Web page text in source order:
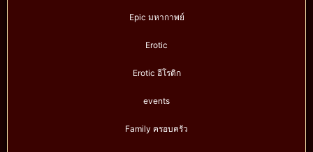
Epic มหากาพย์
Erotic
Erotic อีโรติก
events
Family ครอบครัว